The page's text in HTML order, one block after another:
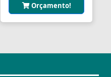
Orçamento!